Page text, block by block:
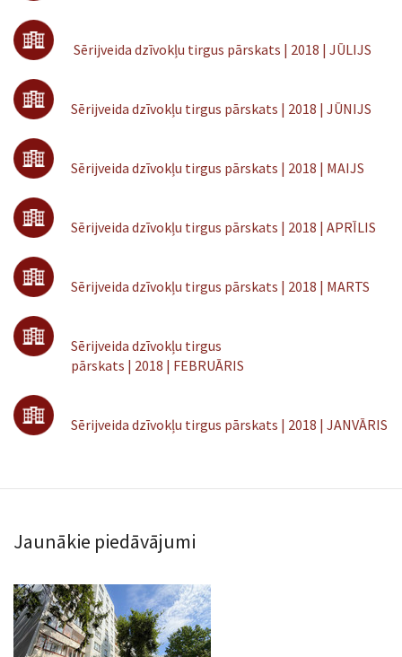
Sērijveida dzīvokļu tirgus pārskats | 2018 | JŪLIJS
Sērijveida dzīvokļu tirgus pārskats | 2018 | JŪNIJS
Sērijveida dzīvokļu tirgus pārskats | 2018 | MAIJS
Sērijveida dzīvokļu tirgus pārskats | 2018 | APRĪLIS
Sērijveida dzīvokļu tirgus pārskats | 2018 | MARTS
Sērijveida dzīvokļu tirgus
pārskats | 2018 | FEBRUĀRIS
Sērijveida dzīvokļu tirgus pārskats | 2018 | JANVĀRIS
Jaunākie piedāvājumi